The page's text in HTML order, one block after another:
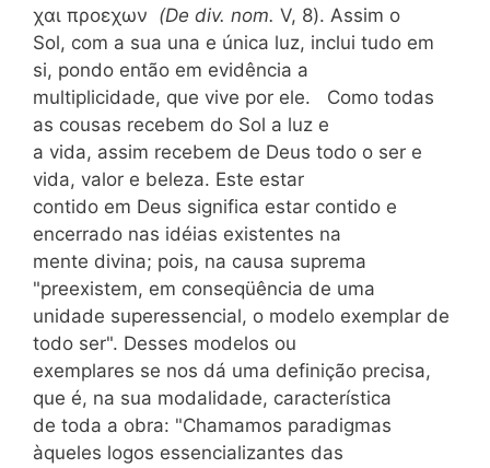
χαι προεχων (De div. nom. V, 8). Assim o
Sol, com a sua una e única luz, inclui tudo em
si, pondo então em evidência a
multiplicidade, que vive por ele. Como todas
as cousas recebem do Sol a luz e
a vida, assim recebem de Deus todo o ser e
vida, valor e beleza. Este estar
contido em Deus significa estar contido e
encerrado nas idéias existentes na
mente divina; pois, na causa suprema
"preexistem, em conseqüência de uma
unidade superessencial, o modelo exemplar de
todo ser". Desses modelos ou
exemplares se nos dá uma definição precisa,
que é, na sua modalidade, característica
de toda a obra: "Chamamos paradigmas
àqueles logos essencializantes das